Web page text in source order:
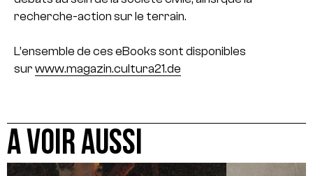
recherche-action sur le terrain.
L’ensemble de ces eBooks sont disponibles
sur www.magazin.cultura21.de
A VOIR AUSSI